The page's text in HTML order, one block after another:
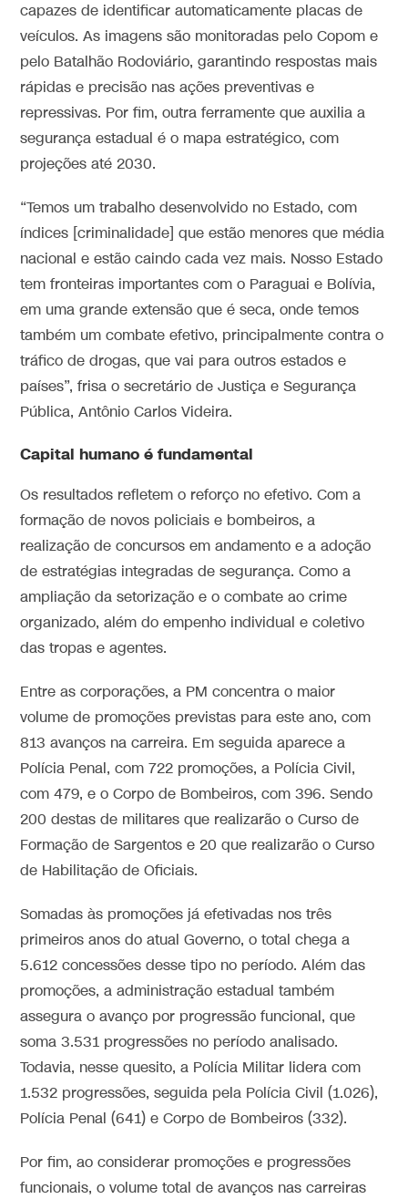
capazes de identificar automaticamente placas de
veículos. As imagens são monitoradas pelo Copom e
pelo Batalhão Rodoviário, garantindo respostas mais
rápidas e precisão nas ações preventivas e
repressivas. Por fim, outra ferramente que auxilia a
segurança estadual é o mapa estratégico, com
projeções até 2030.
“Temos um trabalho desenvolvido no Estado, com
índices [criminalidade] que estão menores que média
nacional e estão caindo cada vez mais. Nosso Estado
tem fronteiras importantes com o Paraguai e Bolívia,
em uma grande extensão que é seca, onde temos
também um combate efetivo, principalmente contra o
tráfico de drogas, que vai para outros estados e
países”, frisa o secretário de Justiça e Segurança
Pública, Antônio Carlos Videira.
Capital humano é fundamental
Os resultados refletem o reforço no efetivo. Com a
formação de novos policiais e bombeiros, a
realização de concursos em andamento e a adoção
de estratégias integradas de segurança. Como a
ampliação da setorização e o combate ao crime
organizado, além do empenho individual e coletivo
das tropas e agentes.
Entre as corporações, a PM concentra o maior
volume de promoções previstas para este ano, com
813 avanços na carreira. Em seguida aparece a
Polícia Penal, com 722 promoções, a Polícia Civil,
com 479, e o Corpo de Bombeiros, com 396. Sendo
200 destas de militares que realizarão o Curso de
Formação de Sargentos e 20 que realizarão o Curso
de Habilitação de Oficiais.
Somadas às promoções já efetivadas nos três
primeiros anos do atual Governo, o total chega a
5.612 concessões desse tipo no período. Além das
promoções, a administração estadual também
assegura o avanço por progressão funcional, que
soma 3.531 progressões no período analisado.
Todavia, nesse quesito, a Polícia Militar lidera com
1.532 progressões, seguida pela Polícia Civil (1.026),
Polícia Penal (641) e Corpo de Bombeiros (332).
Por fim, ao considerar promoções e progressões
funcionais, o volume total de avanços nas carreiras